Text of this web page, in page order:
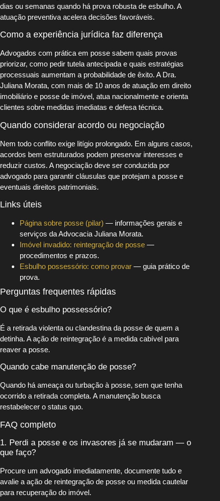
dias ou semanas quando há prova robusta de esbulho. A
atuação preventiva acelera decisões favoráveis.
Como a experiência jurídica faz diferença
Advogados com prática em posse sabem quais provas
priorizar, como pedir tutela antecipada e quais estratégias
processuais aumentam a probabilidade de êxito. A Dra.
Juliana Morata, com mais de 10 anos de atuação em direito
imobiliário e posse de imóvel, atua nacionalmente e orienta
clientes sobre medidas imediatas e defesa técnica.
Quando considerar acordo ou negociação
Nem todo conflito exige litígio prolongado. Em alguns casos,
acordos bem estruturados podem preservar interesses e
reduzir custos. A negociação deve ser conduzida por
advogado para garantir cláusulas que protejam a posse e
eventuais direitos patrimoniais.
Links úteis
Página sobre posse (pilar) — informações gerais e
serviços da Advocacia Juliana Morata.
Imóvel invadido: reintegração de posse —
procedimentos e prazos.
Esbulho possessório: como provar — guia prático de
prova.
Perguntas frequentes rápidas
O que é esbulho possessório?
É a retirada violenta ou clandestina da posse de quem a
detinha. A ação de reintegração é a medida cabível para
reaver a posse.
Quando cabe manutenção de posse?
Quando há ameaça ou turbação à posse, sem que tenha
ocorrido a retirada completa. A manutenção busca
restabelecer o status quo.
FAQ completo
1. Perdi a posse e os invasores já se mudaram — o
que faço?
Procure um advogado imediatamente, documente tudo e
avalie a ação de reintegração de posse ou medida cautelar
para recuperação do imóvel.